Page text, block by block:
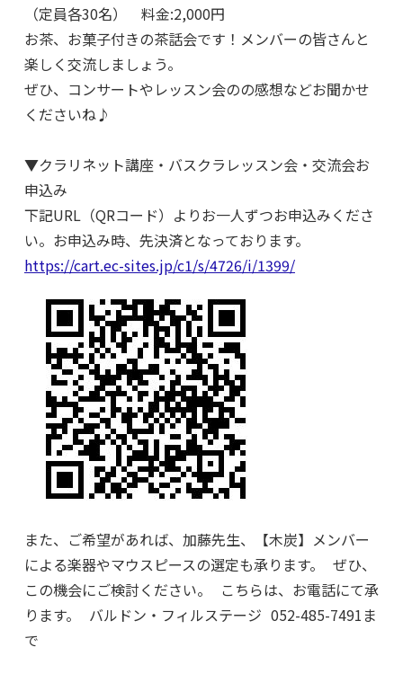
（定員各30名） 料金:2,000円
お茶、お菓子付きの茶話会です！メンバーの皆さんと
楽しく交流しましょう。
ぜひ、コンサートやレッスン会のの感想などお聞かせ
くださいね♪
▼クラリネット講座・バスクラレッスン会・交流会お
申込み
下記URL（QRコード）よりお一人ずつお申込みくださ
い。お申込み時、先決済となっております。
https://cart.ec-sites.jp/c1/s/4726/i/1399/
また、ご希望があれば、加藤先生、【木炭】メンバー
による楽器やマウスピースの選定も承ります。 ぜひ、
この機会にご検討ください。 こちらは、お電話にて承
ります。 バルドン・フィルステージ 052-485-7491ま
で